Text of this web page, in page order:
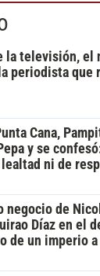
la televisión, el
periodista que
Cana,
y se
ni de
negocio de
Díaz en el
de un imperio